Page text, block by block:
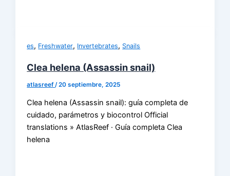
es, Freshwater, Invertebrates, Snails
Clea helena (Assassin snail)
atlasreef /20 septiembre, 2025
Clea helena (Assassin snail): guía completa de
cuidado, parámetros y biocontrol Official
translations » AtlasReef · Guía completa Clea
helena